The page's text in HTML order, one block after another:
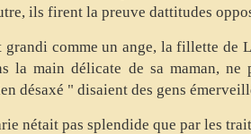
ils firent la preuve dattitudes
grandi comme un ange, la fillette de
la main délicate de sa maman,
désaxé " disaient des gens
nétait pas splendide que par les